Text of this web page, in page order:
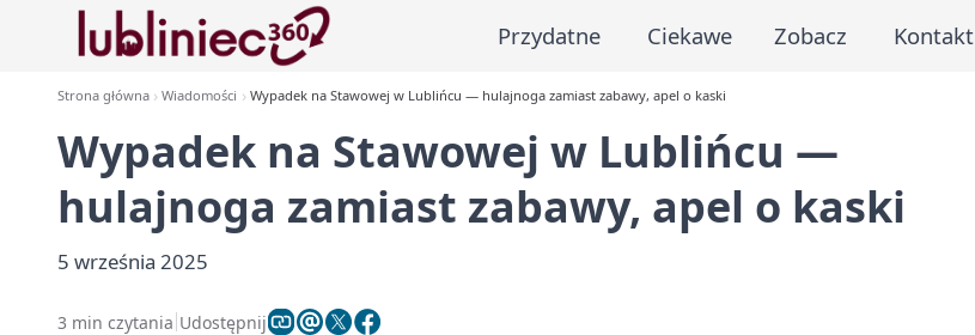
Przydatne Ciekawe Zobacz Kontakt
Strona główna Wiadomości Wypadek na Stawowej w Lublińcu — hulajnoga zamiast zabawy, apel o kaski
Wypadek na Stawowej w Lublińcu —
hulajnoga zamiast zabawy, apel o kaski
5 września 2025
3 min czytania Udostępnij